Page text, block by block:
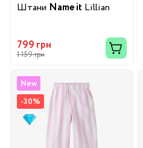
Штани Name it Lillian
799 грн
1 159 грн
New
-30%